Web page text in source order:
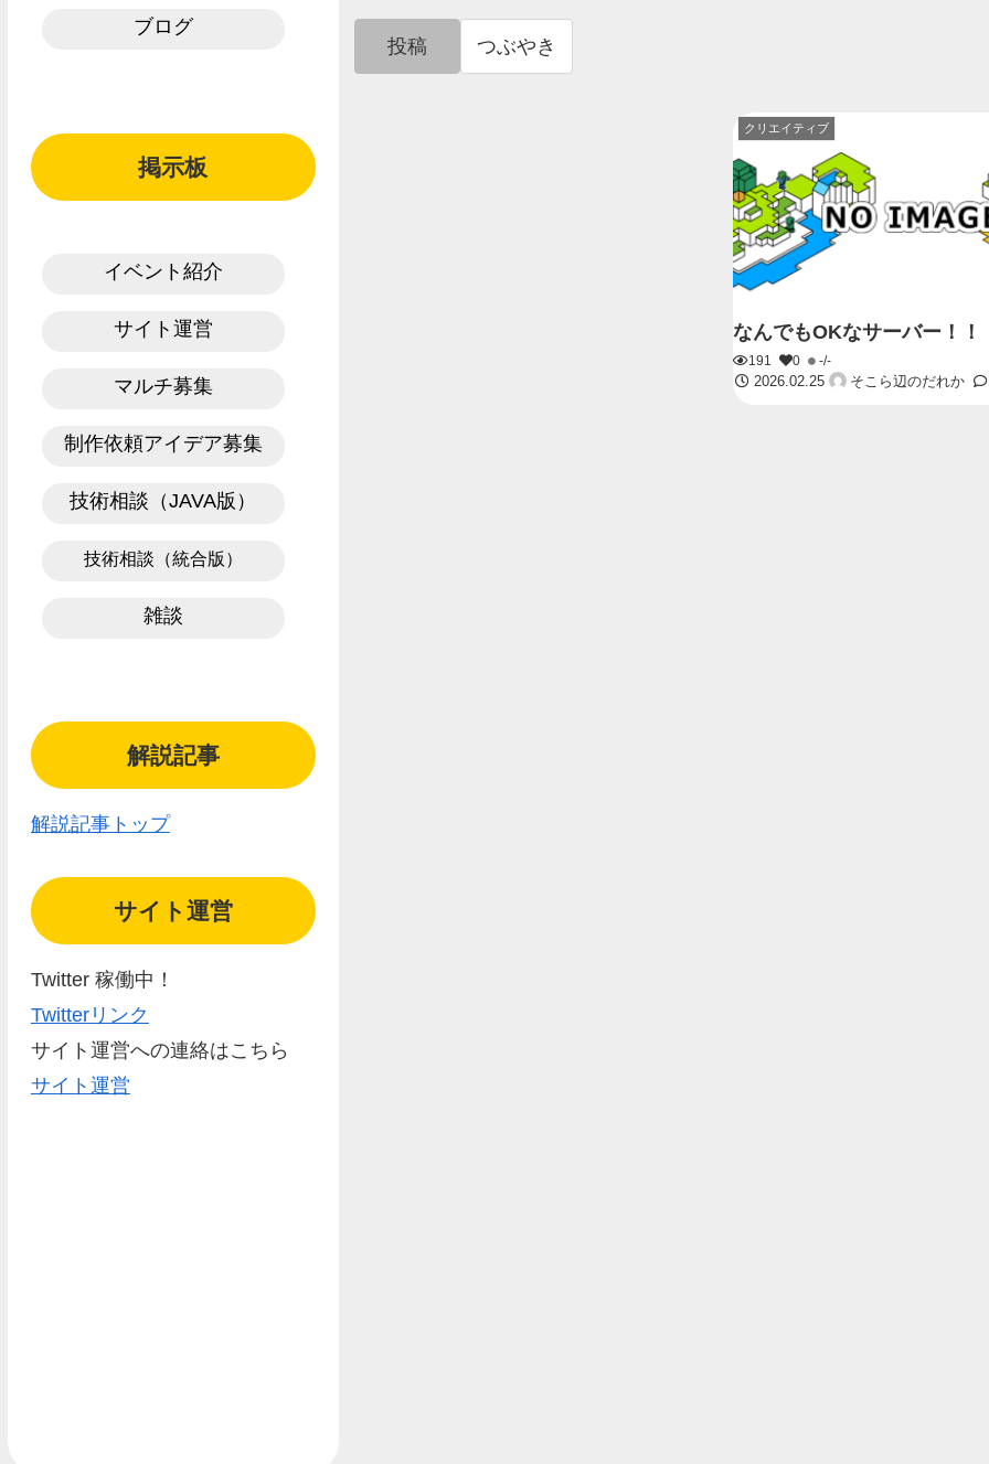
投稿 つぶやき
クリエイティブ
なんでもOKなサーバー！！
191 0
-/-
2026.02.25
そこら辺のだれか
ブログ
掲示板
イベント紹介
サイト運営
マルチ募集
制作依頼アイデア募集
技術相談（JAVA版）
技術相談（統合版）
雑談
解説記事
解説記事トップ
サイト運営
Twitter 稼働中！
Twitterリンク
サイト運営への連絡はこちら
サイト運営